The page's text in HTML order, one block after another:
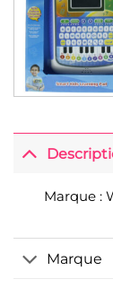
Marque :
Marque